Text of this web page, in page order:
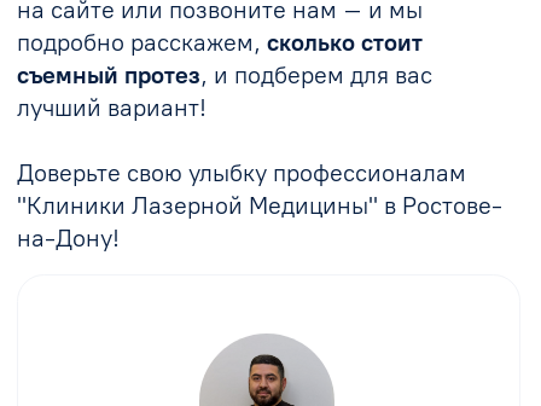
Зубные керамические вкладки в
стоматологии — плюсы и минусы